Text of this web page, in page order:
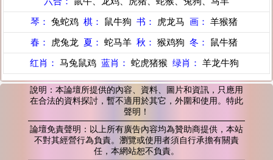
琴： 兔蛇鸡 棋： 鼠牛狗 书： 虎龙马 画： 羊猴猪
春：
虎兔龙 夏： 蛇马羊 秋： 猴鸡狗 冬： 鼠牛猪
红肖： 马兔鼠鸡 蓝肖： 蛇虎猪猴 绿肖： 羊龙牛狗
說明：本論壇所提供的內容、資料、圖片和資訊，只應用
在合法的資料探討，暫不適用於其它，外圍和使用。特此
聲明！
論壇免責聲明：以上所有廣告內容均為贊助商提供，本站
不對其經營行為負責。瀏覽或使用者須自行承擔有關責
任，本網站恕不負責。